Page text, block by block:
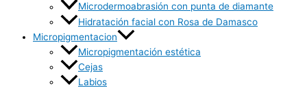
Microdermoabrasión con punta de diamante
Hidratación facial con Rosa de Damasco
Micropigmentacion
Micropigmentación estética
Cejas
Labios